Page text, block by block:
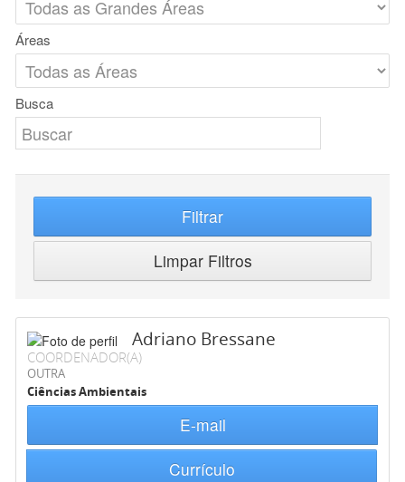
Áreas
Busca
Filtrar
Limpar Filtros
Adriano Bressane
COORDENADOR(A)
OUTRA
Ciências Ambientais
E-mail
Currículo